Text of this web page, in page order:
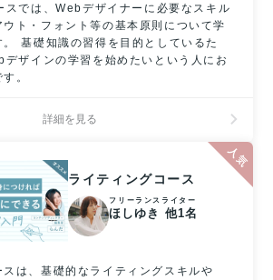
スでは、Webデザイナーに必要なスキル
ト・フォント等の基本原則について学
基礎知識の習得を目的としているた
デザインの学習を始めたいという人にお
。
詳細を見る
ライティングコース
フリーランスライター
ほしゆき 他1名
は、基礎的なライティングスキルや